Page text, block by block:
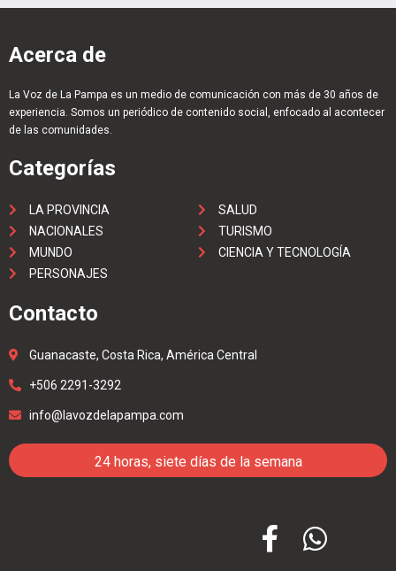
Acerca de
La Voz de La Pampa es un medio de comunicación con más de 30 años de
experiencia. Somos un periódico de contenido social, enfocado al acontecer
de las comunidades.
Categorías
LA PROVINCIA
NACIONALES
MUNDO
PERSONAJES
SALUD
TURISMO
CIENCIA Y TECNOLOGÍA
Contacto
Guanacaste, Costa Rica, América Central
+506 2291-3292
info@lavozdelapampa.com
24 horas, siete días de la semana